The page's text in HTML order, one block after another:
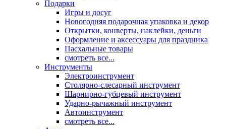
Подарки
Игры и досуг
Новогодняя подарочная упаковка и декор
Открытки, конверты, наклейки, деньги
Оформление и аксессуары для праздника
Пасхальные товары
смотреть все...
Инструменты
Электроинструмент
Столярно-слесарный инструмент
Шарнирно-губцевый инструмент
Ударно-рычажный инструмент
Автоинструмент
смотреть все...